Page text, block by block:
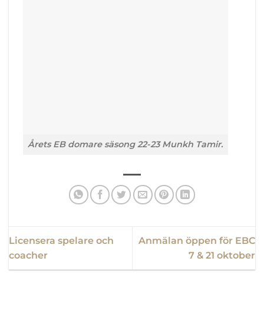
Årets EB domare säsong 22-23 Munkh Tamir.
Licensera spelare och
coacher
Anmälan öppen för EBC
7 & 21 oktober